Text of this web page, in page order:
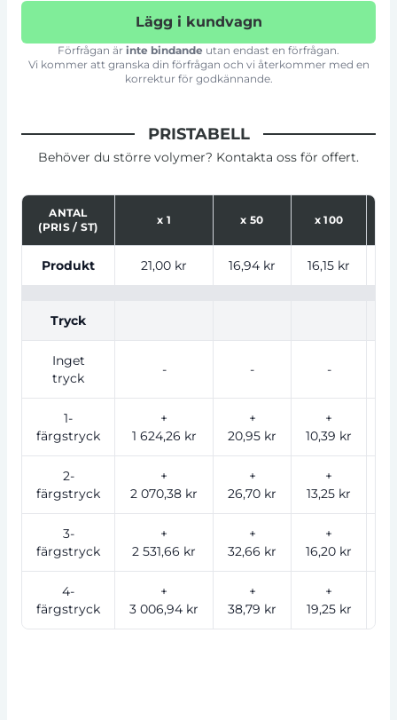
Lägg i kundvagn
Förfrågan är inte bindande utan endast en förfrågan.
Vi kommer att granska din förfrågan och vi återkommer med en
korrektur för godkännande.
PRISTABELL
Behöver du större volymer? Kontakta oss för offert.
ANTAL
(PRIS / ST)
x 1 x 50 x100
Produkt 21,00 kr 16,94 kr 16,15 kr
Tryck
Inget
tryck
- - -
1-
färgstryck
+
1 624,26 kr
+
20,95 kr
+
10,39 kr
2-
färgstryck
+
2 070,38 kr
+
26,70 kr
+
13,25 kr
3-
färgstryck
+
2 531,66 kr
+
32,66 kr
+
16,20 kr
4-
färgstryck
+
3 006,94 kr
+
38,79 kr
+
19,25 kr